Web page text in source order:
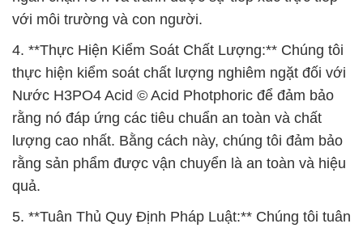
với môi trường và con người.
4. **Thực Hiện Kiểm Soát Chất Lượng:** Chúng tôi
thực hiện kiểm soát chất lượng nghiêm ngặt đối với
Nước H3PO4 Acid © Acid Photphoric để đảm bảo
rằng nó đáp ứng các tiêu chuẩn an toàn và chất
lượng cao nhất. Bằng cách này, chúng tôi đảm bảo
rằng sản phẩm được vận chuyển là an toàn và hiệu
quả.
5. **Tuân Thủ Quy Định Pháp Luật:** Chúng tôi tuân